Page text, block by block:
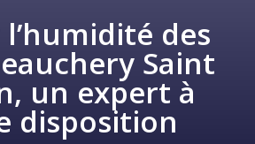
des
Saint
un expert à
disposition